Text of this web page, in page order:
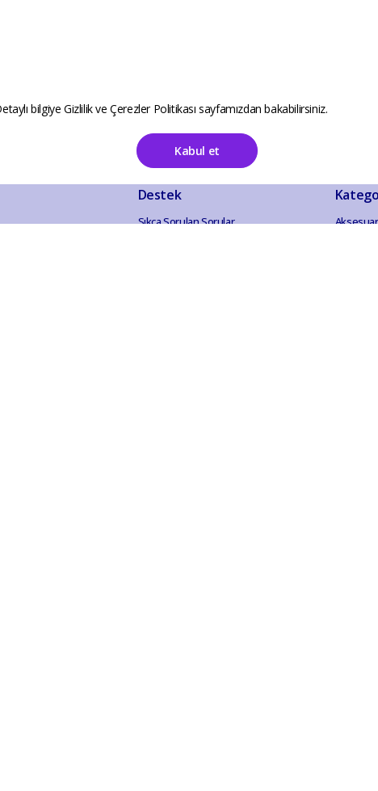
bilgiyeGizlilik ve Çerezler Politikasısayfamızdan bakabilirsiniz.
Kabul et
Destek
Sıkça Sorulan Sorular